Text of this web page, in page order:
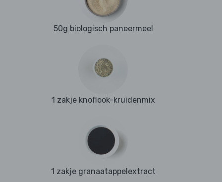
50g biologisch paneermeel
1 zakje knoflook-kruidenmix
1 zakje granaatappelextract